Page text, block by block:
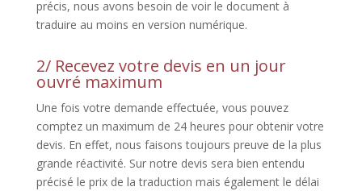
précis, nous avons besoin de voir le document à
traduire au moins en version numérique.
2/ Recevez votre devis en un jour
ouvré maximum
Une fois votre demande effectuée, vous pouvez
comptez un maximum de 24 heures pour obtenir votre
devis. En effet, nous faisons toujours preuve de la plus
grande réactivité. Sur notre devis sera bien entendu
précisé le prix de la traduction mais également le délai